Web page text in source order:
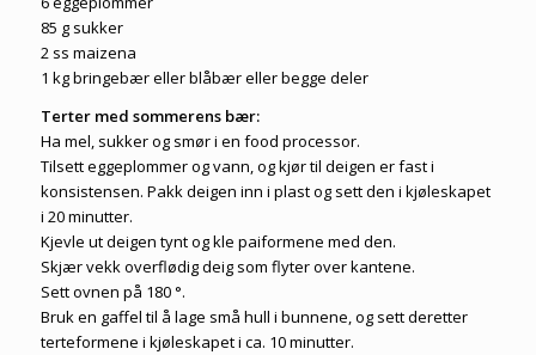
85 g sukker
2 ss maizena
1 kg bringebær eller blåbær eller begge deler
Terter med sommerens bær:
Ha mel, sukker og smør i en food processor.
Tilsett eggeplommer og vann, og kjør til deigen er fast i
konsistensen. Pakk deigen inn i plast og sett den i kjøleskapet
i 20 minutter.
Kjevle ut deigen tynt og kle paiformene med den.
Skjær vekk overflødig deig som flyter over kantene.
Sett ovnen på 180 °.
Bruk en gaffel til å lage små hull i bunnene, og sett deretter
terteformene i kjøleskapet i ca. 10 minutter.